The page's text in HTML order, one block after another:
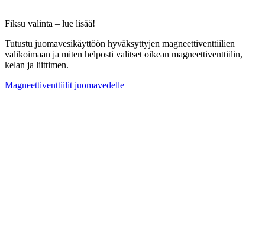
Fiksu valinta – lue lisää!
Tutustu juomavesikäyttöön hyväksyttyjen magneettiventtiilien
valikoimaan ja miten helposti valitset oikean magneettiventtiilin,
kelan ja liittimen.
Magneettiventtiilit juomavedelle